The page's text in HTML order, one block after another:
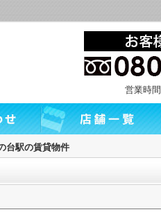
営業時
台駅の賃貸物件